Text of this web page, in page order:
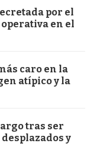
por el
en el
caro en la
atípico y la
tras ser
y